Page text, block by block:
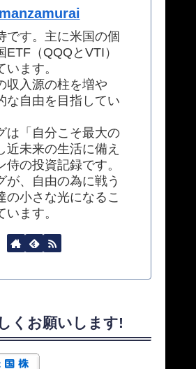
です。主に米国の個
ETF（QQQとVTI）
います。
収入源の柱を増や
な自由を目指してい
は「自分こそ最大の
近未来の生活に備え
侍の投資記録です。
が、自由の為に戦う
の小さな光になるこ
います。
くお願いします!